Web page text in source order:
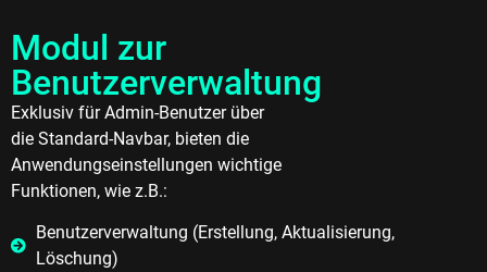
Modul zur
Benutzerverwaltung
Exklusiv für Admin-Benutzer über
die Standard-Navbar, bieten die
Anwendungseinstellungen wichtige
Funktionen, wie z.B.:
Benutzerverwaltung (Erstellung, Aktualisierung,
Löschung)